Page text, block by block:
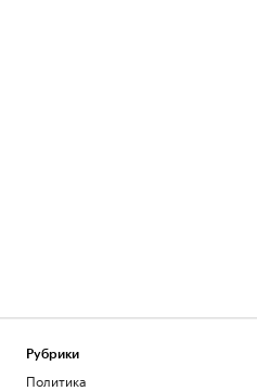
Рубрики
Политика